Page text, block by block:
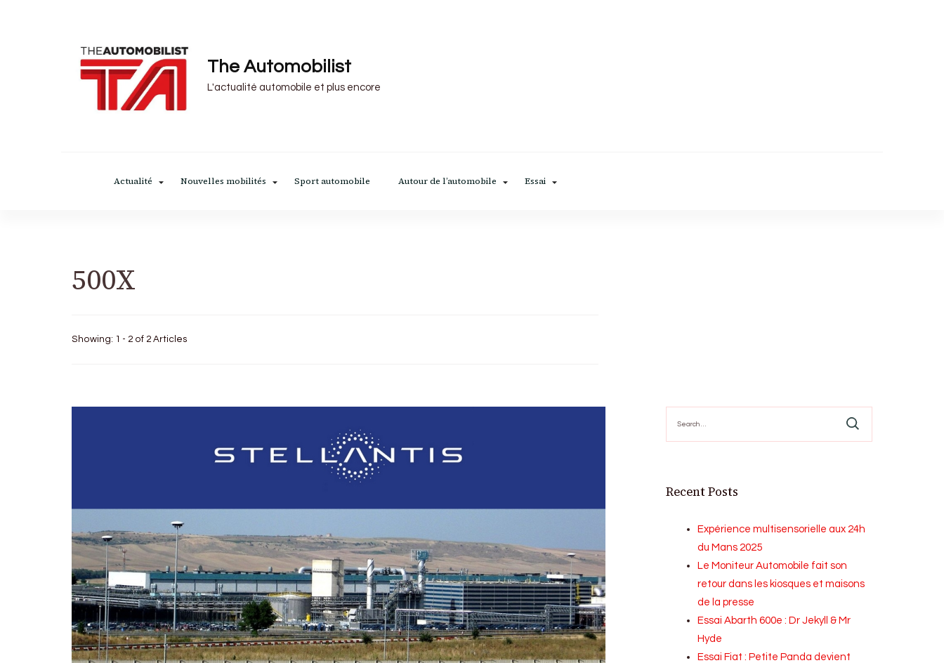
The Automobilist
L'actualité automobile et plus encore
Actualité Nouvelles mobilités Sport automobile Autour de l’automobile Essai
500X
Showing: 1 - 2 of 2 Articles
for:
Recent Posts
Expérience multisensorielle aux 24h
du Mans 2025
Le Moniteur Automobile fait son
retour dans les kiosques et maisons
de la presse
Essai Abarth 600e : Dr Jekyll & Mr
Hyde
Essai Fiat : Petite Panda devient